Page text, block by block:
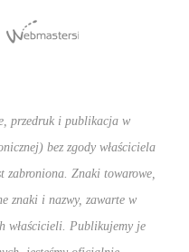
przedruk i publikacja w
bez zgody właściciela
zabroniona. Znaki towarowe,
znaki i nazwy, zawarte w
właścicieli. Publikujemy je